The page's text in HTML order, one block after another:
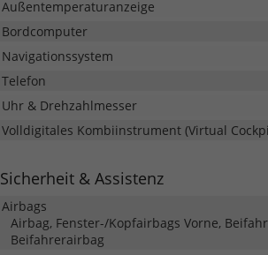
Außentemperaturanzeige
Bordcomputer
Navigationssystem
Telefon
Uhr & Drehzahlmesser
Volldigitales Kombiinstrument (Virtual
Sicherheit & Assistenz
Airbags
Airbag, Fenster-/Kopfairbags Vorne,
Beifahrerairbag